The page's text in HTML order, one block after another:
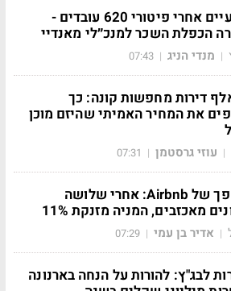
שבועיים אחרי פיטורי 620 עובדים -
הכפלת השכר למנכ״לי מאנדיי
| מנדי הניג |
07:43
אלף דירות מחפשות קונה: כך
את המחיר האמיתי שהיזם מוכן
| עוזי גרסטמן |
07:31
המהפך של Airbnb: אחרי שלושה
מאכזבים, המניה מזנקת 11%
| אדיר בן עמי |
07:29
לבג"ץ: להורות על הנחה בארנונה